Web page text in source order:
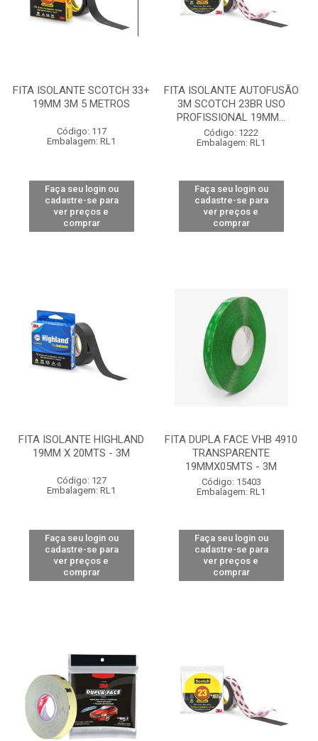
FITA ISOLANTE SCOTCH 33+
19MM 3M 5 METROS
Código: 117
Embalagem: RL1
Faça seu login ou
cadastre-se para
ver preços e
comprar
FITA ISOLANTE AUTOFUSÃO
3M SCOTCH 23BR USO
PROFISSIONAL 19MM...
Código: 1222
Embalagem: RL1
Faça seu login ou
cadastre-se para
ver preços e
comprar
FITA ISOLANTE HIGHLAND
19MM X 20MTS - 3M
Código: 127
Embalagem: RL1
Faça seu login ou
cadastre-se para
ver preços e
comprar
FITA DUPLA FACE VHB 4910
TRANSPARENTE
19MMX05MTS - 3M
Código: 15403
Embalagem: RL1
Faça seu login ou
cadastre-se para
ver preços e
comprar